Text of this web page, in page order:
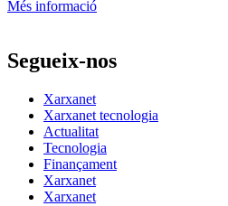
Més informació
Segueix-nos
Xarxanet
Xarxanet tecnologia
Actualitat
Tecnologia
Finançament
Xarxanet
Xarxanet